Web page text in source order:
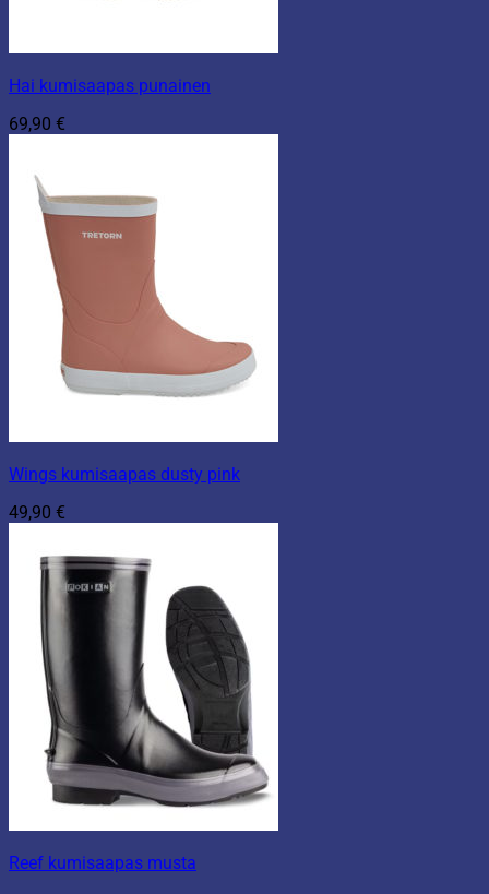
Hai kumisaapas punainen
69,90 €
Wings kumisaapas dusty pink
49,90 €
Reef kumisaapas musta